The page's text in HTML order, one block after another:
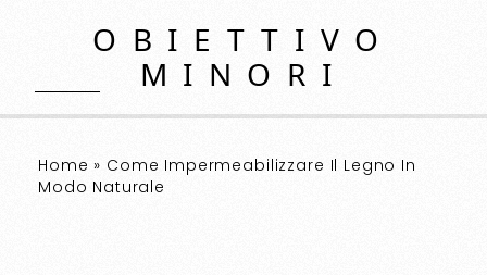
OBIETTIVO
MINORI
Home » Come Impermeabilizzare Il Legno In
Modo Naturale